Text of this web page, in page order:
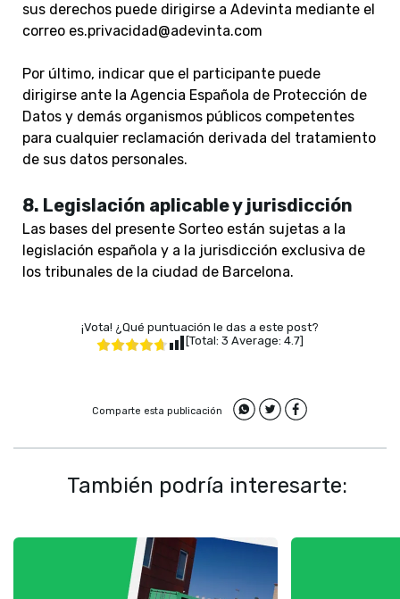
sus derechos puede dirigirse a Adevinta mediante el
correo es.privacidad@adevinta.com
Por último, indicar que el participante puede
dirigirse ante la Agencia Española de Protección de
Datos y demás organismos públicos competentes
para cualquier reclamación derivada del tratamiento
de sus datos personales.
8. Legislación aplicable y jurisdicción
Las bases del presente Sorteo están sujetas a la
legislación española y a la jurisdicción exclusiva de
los tribunales de la ciudad de Barcelona.
¡Vota! ¿Qué puntuación le das a este post?
[Total: 3 Average: 4.7]
Comparte esta publicación
También podría interesarte: